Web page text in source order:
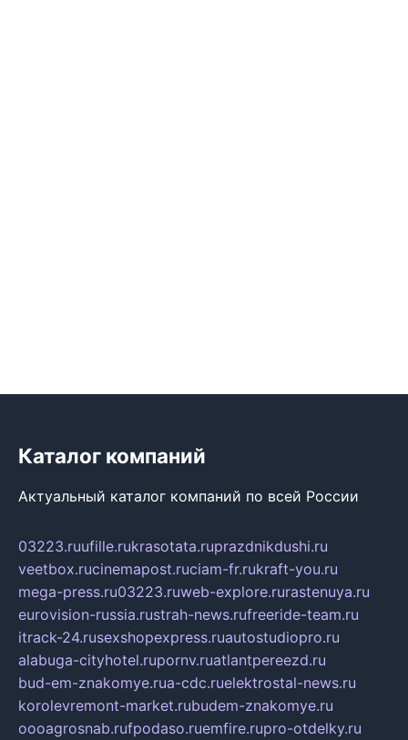
Каталог компаний
Актуальный каталог компаний по всей России
03223.ruufille.rukrasotata.ruprazdnikdushi.ru
veetbox.rucinemapost.ruciam-fr.rukraft-you.ru
mega-press.ru03223.ruweb-explore.rurastenuya.ru
eurovision-russia.rustrah-news.rufreeride-team.ru
itrack-24.rusexshopexpress.ruautostudiopro.ru
alabuga-cityhotel.rupornv.ruatlantpereezd.ru
bud-em-znakomye.rua-cdc.ruelektrostal-news.ru
korolevremont-market.rubudem-znakomye.ru
oooagrosnab.rufpodaso.ruemfire.rupro-otdelky.ru